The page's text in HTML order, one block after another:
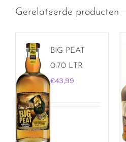
Gerelateerde producten
BIG PEAT
0.70 LTR
€43,99